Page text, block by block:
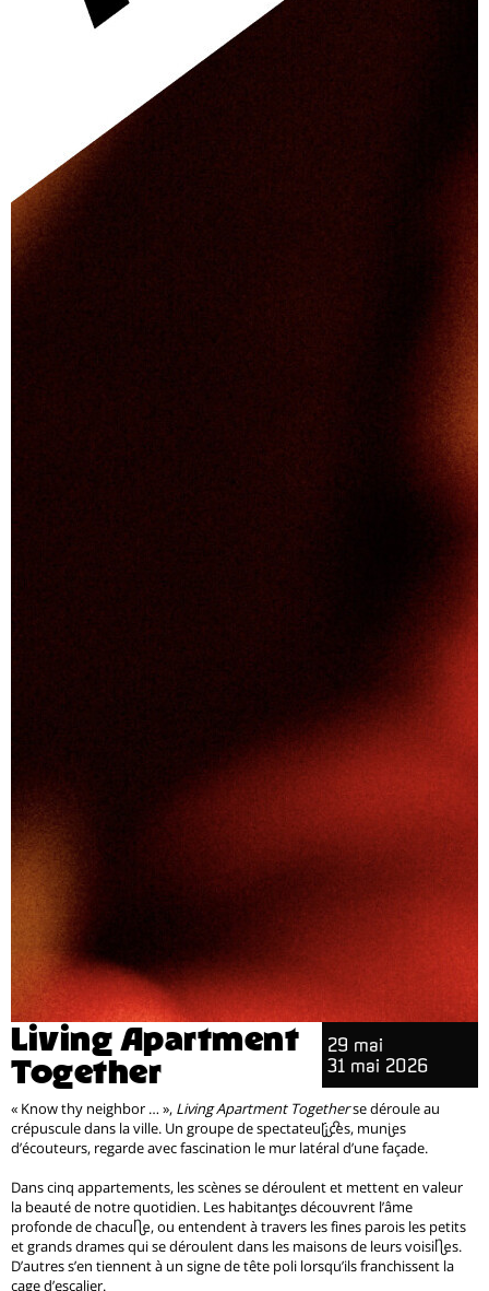
Living Apartment
Together
29 mai
31 mai 2026
« Know thy neighbor … », Living Apartment Togetherse déroule au
crépuscule dans la ville. Un groupe de spectateur·ices, muni·es
d’écouteurs, regarde avec fascination le mur latéral d’une façade.
Dans cinq appartements, les scènes se déroulent et mettent en valeur
la beauté de notre quotidien. Les habitant·es découvrent l’âme
profonde de chacun·e, ou entendent à travers les fines parois les petits
et grands drames qui se déroulent dans les maisons de leurs voisin·es.
D’autres s’en tiennent à un signe de tête poli lorsqu’ils franchissent la
cage d’escalier.